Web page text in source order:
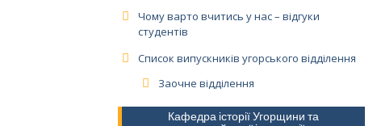
Чому варто вчитись у нас – відгуки
студентів
Список випускників угорського відділення
Заочне відділення
Кафедра історії Угорщини та